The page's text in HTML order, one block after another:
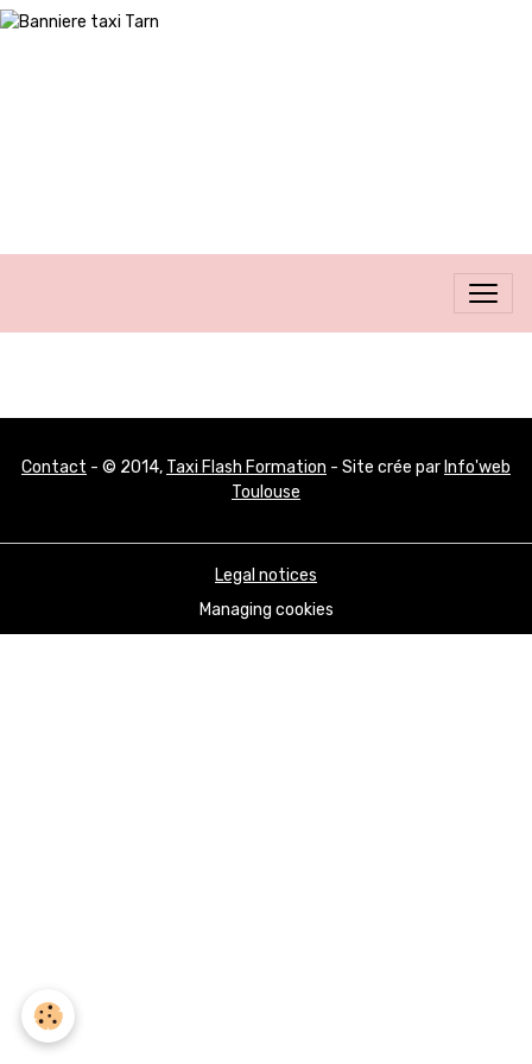
Contact - © 2014, Taxi Flash Formation - Site crée par Info'web
Toulouse
Legal notices
Managing cookies